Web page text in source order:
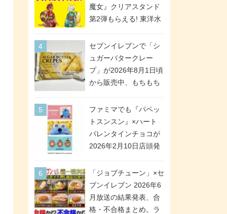
で異なるデザイン＆対
象商品
魔女』クリアスタンド
第2弾もらえる! 東洋水
ペーンが2026年5月26
日スタート。浴衣＆た
ぬき・キツネ姿のスレ
ッタ / ミオリネ / グエ
号・5号) / シャディク
ドになって登場!
セブンイレブンで「シ
ュガーバタークレー
プ」が2026年8月1日頃
から販売中、もちもち
シュガー＆バターをレ
ンジアップで手軽に楽
しめる冷凍食品。2個入
り
ファミマでも『パペッ
トスンスン』×ハート
バレンタインチョコが
2026年2月10日店頭発
チョコ」「チョコ缶」
「ツインギフト」が登
場
「ジョブチューン」×セ
ブンイレブン 2026年6
月放送の結果発表、合
格・不合格まとめ。ラ